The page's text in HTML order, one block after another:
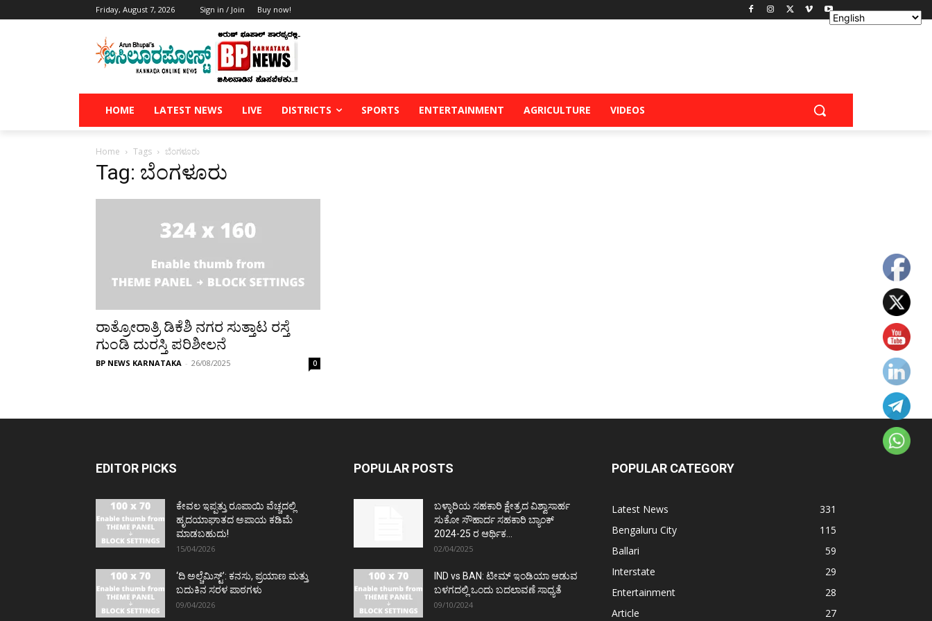
Friday, August 7, 2026 Sign in / Join Buy now!
HOME LATEST NEWS LIVE DISTRICTS SPORTS ENTERTAINMENT AGRICULTURE VIDEOS
Home Tags ಬೆಂಗಳೂರು
Tag: ಬೆಂಗಳೂರು
ರಾತ್ರೋರಾತ್ರಿ ಡಿಕೆಶಿ ನಗರ ಸುತ್ತಾಟ ರಸ್ತೆ
ಗುಂಡಿ ದುರಸ್ತಿ ಪರಿಶೀಲನೆ
BP NEWS KARNATAKA - 26/08/2025 0
EDITOR PICKS
ಕೇವಲ ಇಪ್ಪತ್ತು ರೂಪಾಯಿ ವೆಚ್ಚದಲ್ಲಿ
ಹೃದಯಾಘಾತದ ಅಪಾಯ ಕಡಿಮೆ
ಮಾಡಬಹುದು!
15/04/2026
‘ದಿ ಅಲ್ಚೆಮಿಸ್ಟ್’: ಕನಸು, ಪ್ರಯಾಣ ಮತ್ತು
ಬದುಕಿನ ಸರಳ ಪಾಠಗಳು
09/04/2026
POPULAR POSTS
ಬಳ್ಳಾರಿಯ ಸಹಕಾರಿ ಕ್ಷೇತ್ರದ ವಿಶ್ವಾಸಾರ್ಹ
ಸುಕೋ ಸೌಹಾರ್ದ ಸಹಕಾರಿ ಬ್ಯಾಂಕ್
2024-25 ರ ಆರ್ಥಿಕ...
02/04/2025
IND vs BAN: ಟೀಮ್ ಇಂಡಿಯಾ ಆಡುವ
ಬಳಗದಲ್ಲಿ ಒಂದು ಬದಲಾವಣೆ ಸಾಧ್ಯತೆ
09/10/2024
POPULAR CATEGORY
Latest News
331
Bengaluru City
115
Ballari
59
Interstate
29
Entertainment
28
Article
27